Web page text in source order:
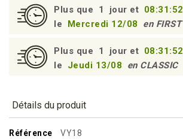
Plus que 1 jour et 08:31:51
le
Mercredi 12/08 en FIRST
Plus que 1 jour et 08:31:51
le
Jeudi 13/08 en CLASSIC
Détails du produit
Référence VY18